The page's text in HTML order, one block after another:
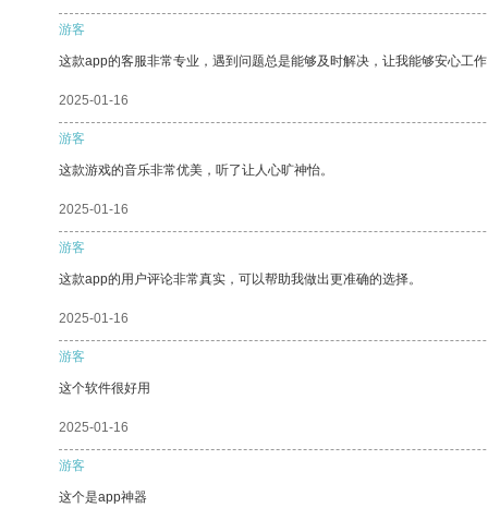
游客
这款app的客服非常专业，遇到问题总是能够及时解决，让我能够安心工
2025-01-16
游客
这款游戏的音乐非常优美，听了让人心旷神怡。
2025-01-16
游客
这款app的用户评论非常真实，可以帮助我做出更准确的选择。
2025-01-16
游客
这个软件很好用
2025-01-16
游客
这个是app神器